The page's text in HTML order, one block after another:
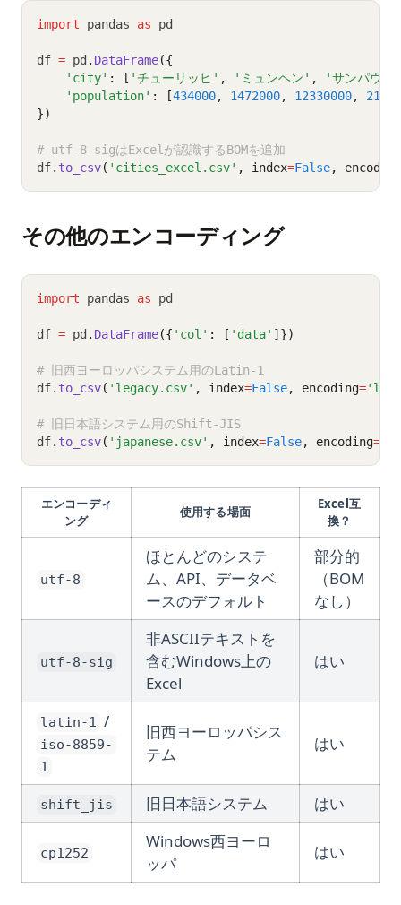
import pandas as pd
df = pd . DataFrame({
'city' : [ 'チューリッヒ' , 'ミュンヘン' ,
'サンパウロ'
'population' : [434000, 1472000, 12330000,
})
# utf-8-sigはExcelが認識するBOMを追加
df. to_csv( 'cities_excel.csv' , index=False, encoding
その他のエンコーディング
import pandas as pd
df = pd . DataFrame({ 'col' : [ 'data' ]})
# 旧西ヨーロッパシステム用のLatin-1
df. to_csv( 'legacy.csv' , index=False, encoding=
# 旧日本語システム用のShift-JIS
df. to_csv( 'japanese.csv' , index=False, encoding=
エンコーディ
ング
使用する場面
Excel互
換？
utf-8
ほとんどのシステ
ム、API、データベ
ースのデフォルト
部分的
（BOM
なし）
utf-8-sig
非ASCIIテキストを
含むWindows上の
Excel
はい
latin-1 /
iso-8859-
1
旧西ヨーロッパシス
テム
はい
shift_jis 旧日本語システム はい
cp1252
Windows西ヨーロ
ッパ
はい